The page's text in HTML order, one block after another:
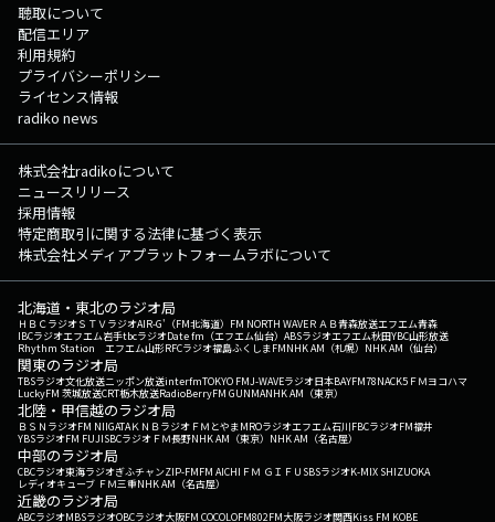
聴取について
配信エリア
利用規約
プライバシーポリシー
ライセンス情報
radiko news
株式会社radikoについて
ニュースリリース
採用情報
特定商取引に関する法律に基づく表示
株式会社メディアプラットフォームラボについて
北海道・東北のラジオ局
ＨＢＣラジオＳＴＶラジオAIR-G'（FM北海道） FM NORTH WAVEＲＡＢ青森放送エフエム青森
IBCラジオエフエム岩手tbcラジオDate fm（エフエム仙台） ABSラジオエフエム秋田YBC山形放送
Rhythm Station エフエム山形RFCラジオ福島ふくしまFMNHK AM（札幌） NHK AM（仙台）
関東のラジオ局
TBSラジオ文化放送ニッポン放送interfmTOKYO FMJ-WAVEラジオ日本BAYFM78NACK5 ＦＭヨコハマ
LuckyFM 茨城放送CRT栃木放送RadioBerryFM GUNMANHK AM（東京）
北陸・甲信越のラジオ局
ＢＳＮラジオFM NIIGATAＫＮＢラジオ ＦＭとやまMROラジオエフエム石川FBCラジオFM福井
YBSラジオFM FUJISBCラジオ ＦＭ長野NHK AM（東京） NHK AM（名古屋）
中部のラジオ局
CBCラジオ東海ラジオぎふチャンZIP-FMFM AICHI ＦＭ ＧＩＦＵ SBSラジオK-MIX SHIZUOKA
レディオキューブ ＦＭ三重NHK AM（名古屋）
近畿のラジオ局
ABCラジオMBSラジオOBCラジオ大阪FM COCOLOFM802FM大阪ラジオ関西Kiss FM KOBE